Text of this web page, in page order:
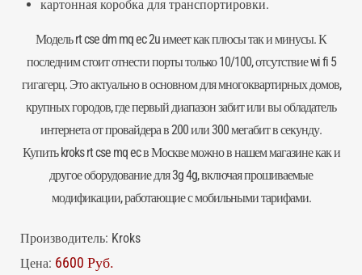
картонная коробка для транспортировки.
Модель rt cse dm mq ec 2u имеет как плюсы так и минусы. К
последним стоит отнести порты только 10/100, отсутствие wi fi 5
гигагерц. Это актуально в основном для многоквартирных домов,
крупных городов, где первый диапазон забит или вы обладатель
интернета от провайдера в 200 или 300 мегабит в секунду.
Купить kroks rt cse mq ec в Москве можно в нашем магазине как и
другое оборудование для 3g 4g, включая прошиваемые
модификации, работающие с мобильными тарифами.
Производитель: Kroks
Цена: 6600 Руб.